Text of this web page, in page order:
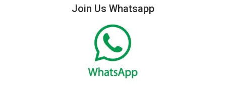
Join Us Whatsapp